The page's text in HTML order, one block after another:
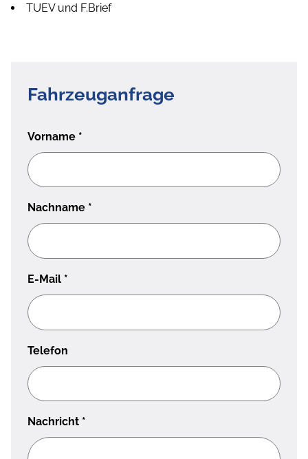
TUEV und F.Brief
Fahrzeuganfrage
Vorname *
Nachname *
E-Mail *
Telefon
Nachricht *